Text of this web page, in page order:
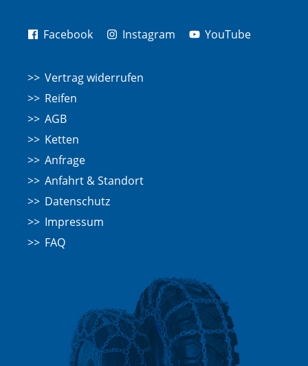
Facebook Instagram YouTube
Vertrag widerrufen
Reifen
AGB
Ketten
Anfrage
Anfahrt & Standort
Datenschutz
Impressum
FAQ